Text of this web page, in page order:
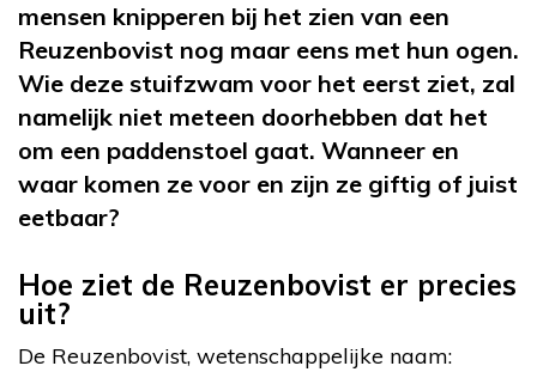
mensen knipperen bij het zien van een
Reuzenbovist nog maar eens met hun ogen.
Wie deze stuifzwam voor het eerst ziet, zal
namelijk niet meteen doorhebben dat het
om een paddenstoel gaat. Wanneer en
waar komen ze voor en zijn ze giftig of juist
eetbaar?
Hoe ziet de Reuzenbovist er precies
uit?
De Reuzenbovist, wetenschappelijke naam: